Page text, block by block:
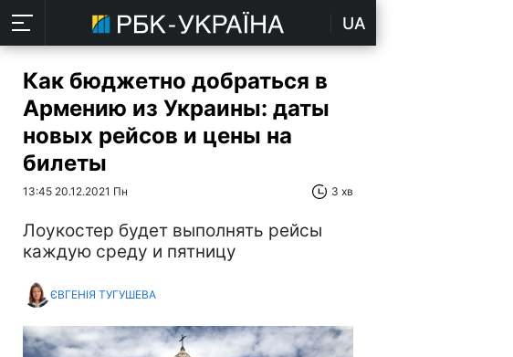
UA
Как бюджетно добраться в
Армению из Украины: даты
новых рейсов и цены на
билеты
13:45 20.12.2021 Пн 3 хв
Лоукостер будет выполнять рейсы
каждую среду и пятницу
ЄВГЕНІЯ ТУГУШЕВА